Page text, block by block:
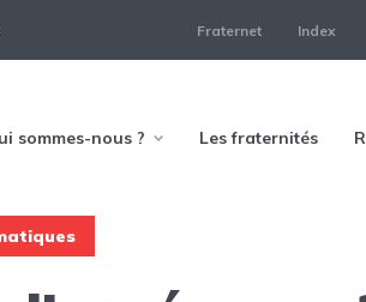
Fraternet Index
sommes-nous ? Les fraternités